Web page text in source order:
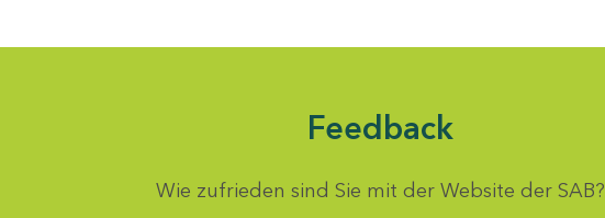
Feedback
Wie zufrieden sind Sie mit der Website der SAB?